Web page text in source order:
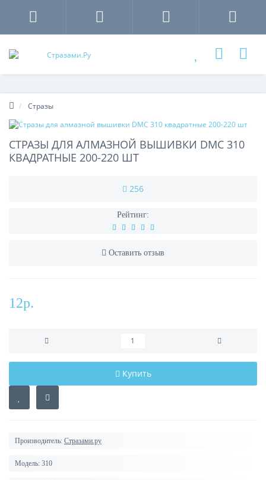
Стразы
СТРАЗЫ ДЛЯ АЛМАЗНОЙ ВЫШИВКИ DMC 310
КВАДРАТНЫЕ 200-220 ШТ
256
Рейтинг:
Оставить отзыв
12р.
Купить
Производитель: Стразами.ру
Модель: 310